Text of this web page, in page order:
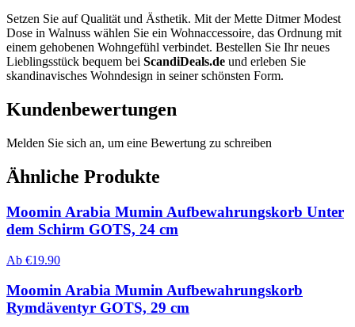
Setzen Sie auf Qualität und Ästhetik. Mit der Mette Ditmer Modest
Dose in Walnuss wählen Sie ein Wohnaccessoire, das Ordnung mit
einem gehobenen Wohngefühl verbindet. Bestellen Sie Ihr neues
Lieblingsstück bequem bei ScandiDeals.de und erleben Sie
skandinavisches Wohndesign in seiner schönsten Form.
Kundenbewertungen
Melden Sie sich an, um eine Bewertung zu schreiben
Ähnliche Produkte
Moomin Arabia Mumin Aufbewahrungskorb Unter
dem Schirm GOTS, 24 cm
Ab €19.90
Moomin Arabia Mumin Aufbewahrungskorb
Rymdäventyr GOTS, 29 cm